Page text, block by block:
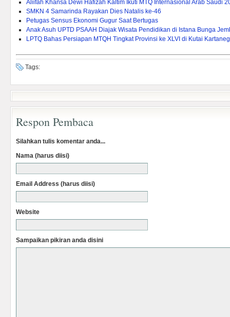
Aliifah Khansa Dewi Hafizah Kaltim Ikuti MTQ Internasional Arab Saudi
SMKN 4 Samarinda Rayakan Dies Natalis ke-46
Petugas Sensus Ekonomi Gugur Saat Bertugas
Anak Asuh UPTD PSAAH Diajak Wisata Pendidikan di Istana Bunga
LPTQ Bahas Persiapan MTQH Tingkat Provinsi ke XLVI di Kutai
Tags:
Respon Pembaca
Silahkan tulis komentar anda...
Nama (harus diisi)
Email Address (harus diisi)
Website
Sampaikan pikiran anda disini